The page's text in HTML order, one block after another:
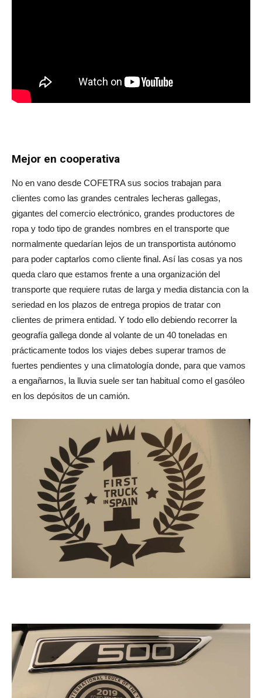
Mejor en cooperativa
No en vano desde COFETRA sus socios trabajan para
clientes como las grandes centrales lecheras gallegas,
gigantes del comercio electrónico, grandes productores de
ropa y todo tipo de grandes nombres en el transporte que
normalmente quedarían lejos de un transportista autónomo
para poder captarlos como cliente final. Así las cosas ya nos
queda claro que estamos frente a una organización del
transporte que requiere rutas de larga y media distancia con la
seriedad en los plazos de entrega propios de tratar con
clientes de primera entidad. Y todo ello debiendo recorrer la
geografía gallega donde al volante de un 40 toneladas en
prácticamente todos los viajes debes superar tramos de
fuertes pendientes y una climatología donde, para que vamos
a engañarnos, la lluvia suele ser tan habitual como el gasóleo
en los depósitos de un camión.